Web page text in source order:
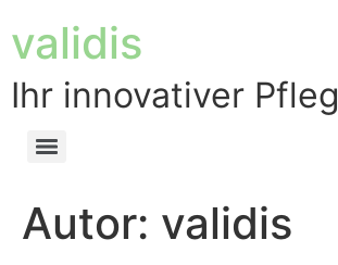
validis
Ihr innovativer
Autor: validis